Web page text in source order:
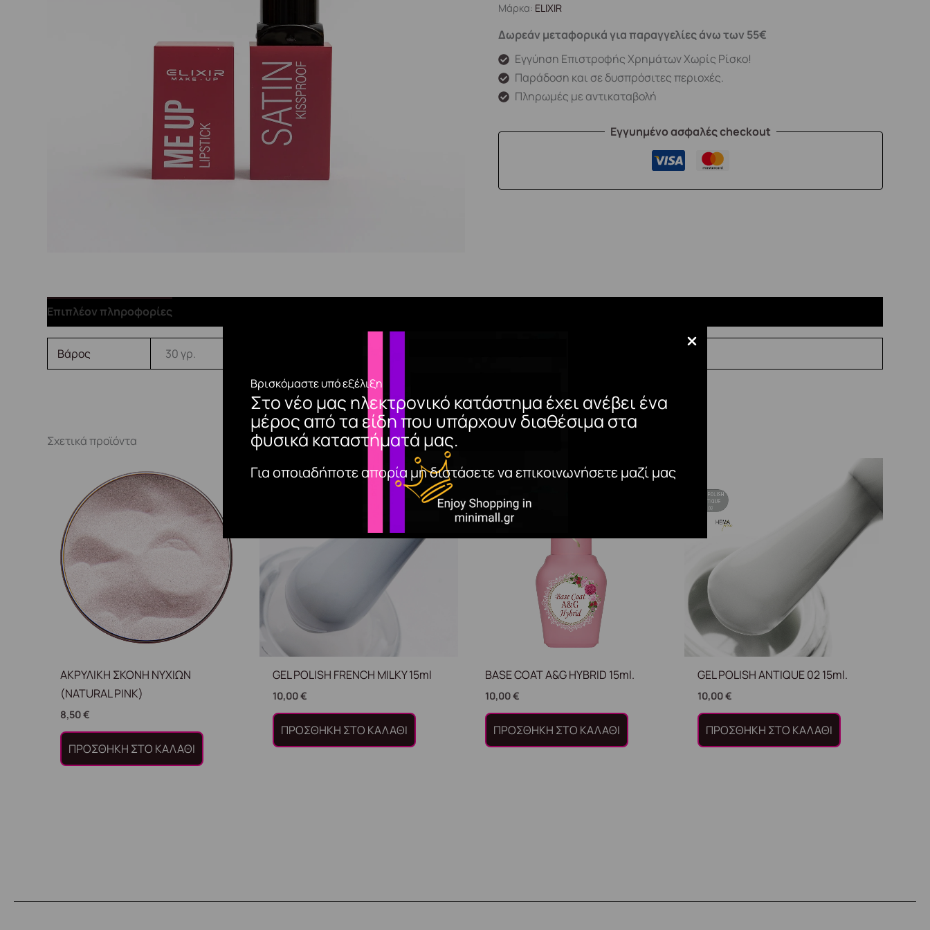
Βρισκόμαστε υπό εξέλιξη
Στο νέο μας ηλεκτρονικό κατάστημα έχει ανέβει ένα
μέρος από τα είδη που υπάρχουν διαθέσιμα στα
φυσικά καταστήματά μας.
Για οποιαδήποτε απορία μη διστάσετε να επικοινωνήσετε μαζί μας
Μάρκα: ELIXIR
Δωρεάν μεταφορικά για παραγγελίες άνω των 55€
Εγγύηση Επιστροφής Χρημάτων Χωρίς Ρίσκο!
Παράδοση και σε δυσπρόσιτες περιοχές.
Πληρωμές με αντικαταβολή
Εγγυημένο ασφαλές checkout
Επιπλέον πληροφορίες
Βάρος 30 γρ.
Σχετικά προϊόντα
ΑΚΡΥΛΙΚΗ ΣΚΟΝΗ ΝΥΧΙΩΝ
(NATURAL PINK)
8,50€
ΠΡΟΣΘΉΚΗ ΣΤΟ ΚΑΛΆΘΙ
GEL POLISH FRENCH MILKY 15ml
10,00€
ΠΡΟΣΘΉΚΗ ΣΤΟ ΚΑΛΆΘΙ
BASE COAT A&G HYBRID 15ml.
10,00€
ΠΡΟΣΘΉΚΗ ΣΤΟ ΚΑΛΆΘΙ
GEL POLISH ANTIQUE 02 15ml.
10,00€
ΠΡΟΣΘΉΚΗ ΣΤΟ ΚΑΛΆΘΙ